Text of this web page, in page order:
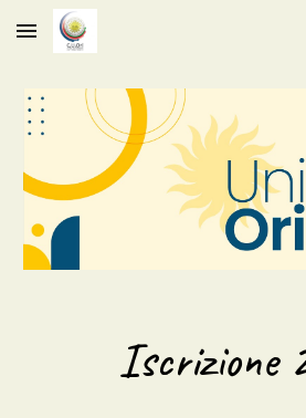
Skip to main content
Iscrizione